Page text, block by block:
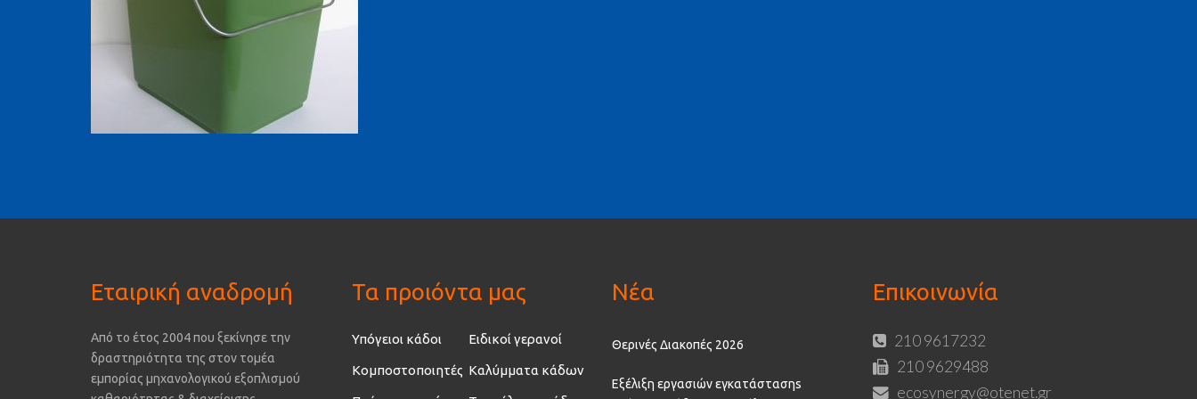
Εταιρική αναδρομή
Από το έτος 2004 που ξεκίνησε την
δραστηριότητα της στον τομέα
εμπορίας μηχανολογικού εξοπλισμού
Τα προιόντα μας
Υπόγειοι κάδοι Ειδικοί γερανοί
Κομποστοποιητές Καλύμματα κάδων
Νέα
Θερινές Διακοπές 2026
Εξέλιξη εργασιών εγκατάστασηs
Επικοινωνία
210 9617232
210 9629488
ecosynergy@otenet.gr